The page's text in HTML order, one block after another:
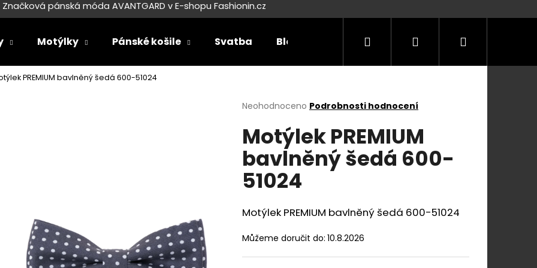
Značková pánská móda AVANTGARD v E-shopu Fashionin.cz
Motýlky Pánské košile Svatba Blog Příležitosti Velikostní tabulky
Hledat PřihlášeníNákupní
PREMIUM bavlněný šedá 600-51024
Průměrné
produktu
je
0,0
5
hvězdiček.
Neohodnoceno Podrobnosti hodnocení
Motýlek PREMIUM
bavlněný šedá 600-
51024
Motýlek PREMIUM bavlněný šedá 600-51024
Můžeme doručit do: 10.8.2026
Co potřebujete najít?
SET LÁTKOVÉ ŠLE Y S KOŽENÝM SET LÁTKOVÉ ŠLE Y S KOŽENÝM